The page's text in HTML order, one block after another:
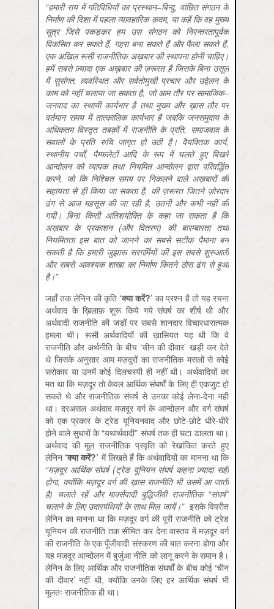
“हमारी राय में गतिविधियों का प्रस्थान–बिन्दु, वांछित संगठन के
निर्माण की दिशा में पहला व्यावहारिक क़दम, या कहें कि वह मुख्य
सूत्र जिसे पकड़कर हम उस संगठन को निरन्तरतापूर्वक
विकसित कर सकते हैं, गहरा बना सकते हैं और फैला सकते हैं,
एक अखिल रूसी राजनीतिक अख़बार की स्थापना होनी चाहिए।
हमें सबसे ज़्यादा एक अख़बार की ज़रूरत है जिसके बिना उसूल
में सुसंगत, व्यवस्थित और सर्वतोमुखी प्रचार और उद्वेलन के
काम को नहीं चलाया जा सकता है, जो आम तौर पर सामाजिक–
जनवाद का स्थायी कार्यभार है तथा मुख्य और ख़ास तौर पर
वर्तमान समय में तात्कालिक कार्यभार है जबकि जनसमुदाय के
अधिकतम विस्तृत तबक़ों में राजनीति के प्रति, समाजवाद के
सवालों के प्रति रुचि जागृत हो उठी है। वैयक्तिक कार्य,
स्थानीय पर्चों, पैम्फलेटों आदि के रूप में चलते हुए बिखरे
आन्दोलन को व्यापक तथा नियमित आन्दोलन द्वारा परिवर्द्धित
करने, जो कि निश्चित समय पर निकलने वाले अख़बारों की
सहायता से ही किया जा सकता है, की ज़रूरत जितने ज़ोरदार
ढंग से आज महसूस की जा रही है, उतनी और कभी नहीं की
गयी। बिना किसी अतिशयोक्ति के कहा जा सकता है कि
अख़बार के प्रकाशन(और वितरण) की बारम्बारता तथा
नियमितता इस बात को जानने का सबसे सटीक पैमाना बन
सकती है कि हमारी जुझारू सरगर्मियों की इस सबसे शुरुआती
और सबसे आवश्यक शाखा का निर्माण कितने ठोस ढंग से हुआ
है।”
जहाँ तक लेनिन की कृति ‘क्या करें?’ का प्रश्न है तो यह रचना
अर्थवाद के ख़िलाफ़ शुरू किये गये संघर्ष का शीर्ष थी और
अर्थवादी राजनीति की जड़ों पर सबसे शानदार विचारधारात्मक
हमला थी। रूसी अर्थवादियों की ख़ासियत यह थी कि वे
राजनीति और अर्थनीति के बीच ‘चीन की दीवार’ खड़ी कर देते
थे जिसके अनुसार आम मज़दूरों का राजनीतिक मसलों से कोई
सरोकार या उनमें कोई दिलचस्पी ही नहीं थी। अर्थवादियों का
मत था कि मज़दूर तो केवल आर्थिक संघर्षों के लिए ही एकजुट हो
सकते थे और राजनीतिक संघर्ष से उनका कोई लेना-देना नहीं
था। दरअसल अर्थवाद मज़दूर वर्ग के आन्दोलन और वर्ग संघर्ष
को एक प्रकार के ट्रेड यूनियनवाद और छोटे-छोटे धीरे-धीरे
होने वाले सुधारों के “यथार्थवादी” संघर्ष तक ही घटा डालता था।
अर्थवाद की मूल राजनीतिक प्रवृत्ति को रेखांकित करते हुए
लेनिन ‘क्या करें?’ में लिखते हैं कि अर्थवादियों का मानना था कि
“मज़दूर आर्थिक संघर्ष(ट्रेड यूनियन संघर्ष कहना ज़्यादा सही
होगा, क्योंकि मज़दूर वर्ग की ख़ास राजनीति भी उसमें आ जाती
है) चलाते रहें और मार्क्सवादी बुद्धिजीवी राजनीतिक“संघर्ष”
चलाने के लिए उदारपंथियों के साथ मिल जायें।”इसके विपरीत
लेनिन का मानना था कि मज़दूर वर्ग की पूरी राजनीति को ट्रेड
यूनियन की राजनीति तक सीमित कर देना वास्तव में मज़दूर वर्ग
की राजनीति के एक पूँजीवादी संस्करण की बात करना होगा और
यह मज़दूर आन्दोलन में बुर्जुआ नीति को लागू करने के समान है।
लेनिन के लिए आर्थिक और राजनीतिक संघर्षों के बीच कोई ‘चीन
की दीवार’ नहीं थी, क्योंकि उनके लिए हर आर्थिक संघर्ष भी
मूलतः राजनीतिक ही था।